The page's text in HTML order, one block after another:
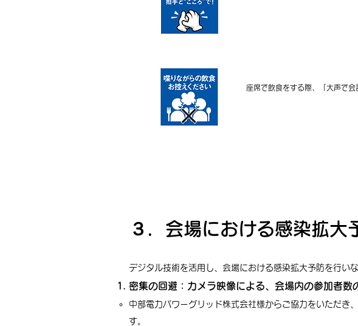
座席で飲食をする際、「大声で
３．会場における感染拡大
デジタル技術を活用し、会場における感染拡大予防を行
密集の回避：カメラ映像による、会場内の参加者数
中部電力パワーグリッド株式会社様からご協力をいただき
す。